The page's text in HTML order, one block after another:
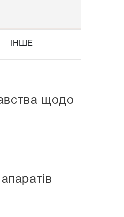
ІНШЕ
щодо